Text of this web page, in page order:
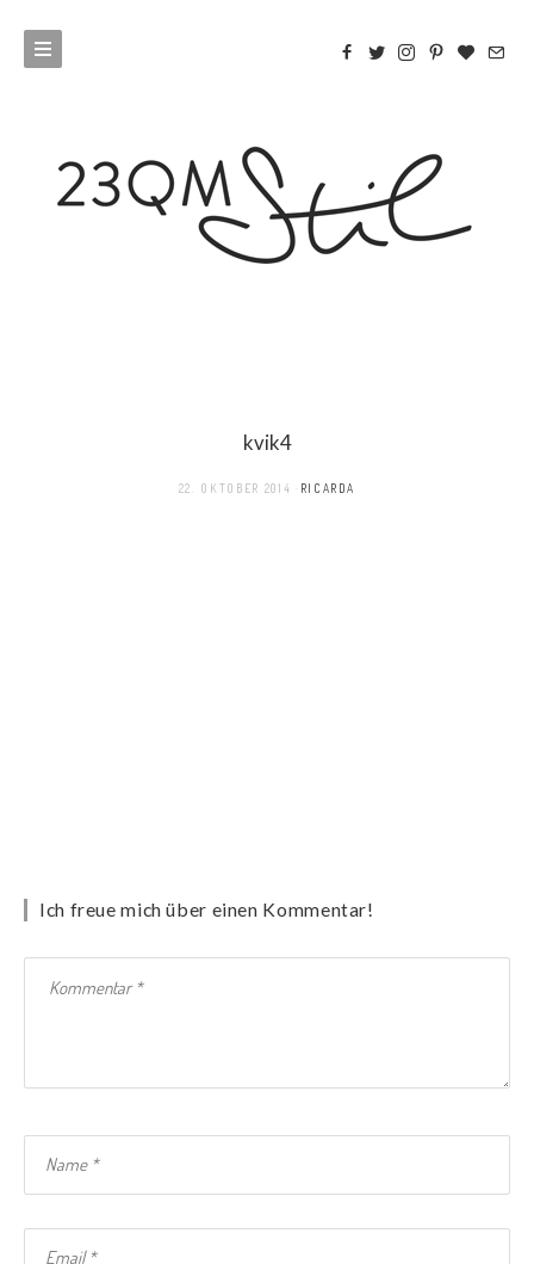
kvik4
22. OKTOBER 2014 RICARDA
Ich freue mich über einen Kommentar!